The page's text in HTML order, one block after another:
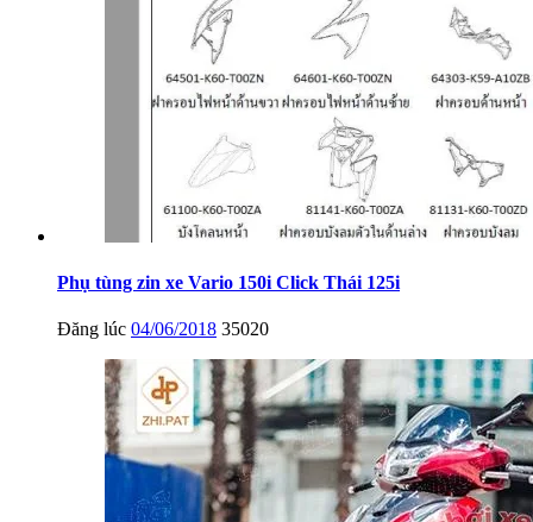
Phụ tùng zin xe Vario 150i Click Thái 125i
Đăng lúc 04/06/2018 35020